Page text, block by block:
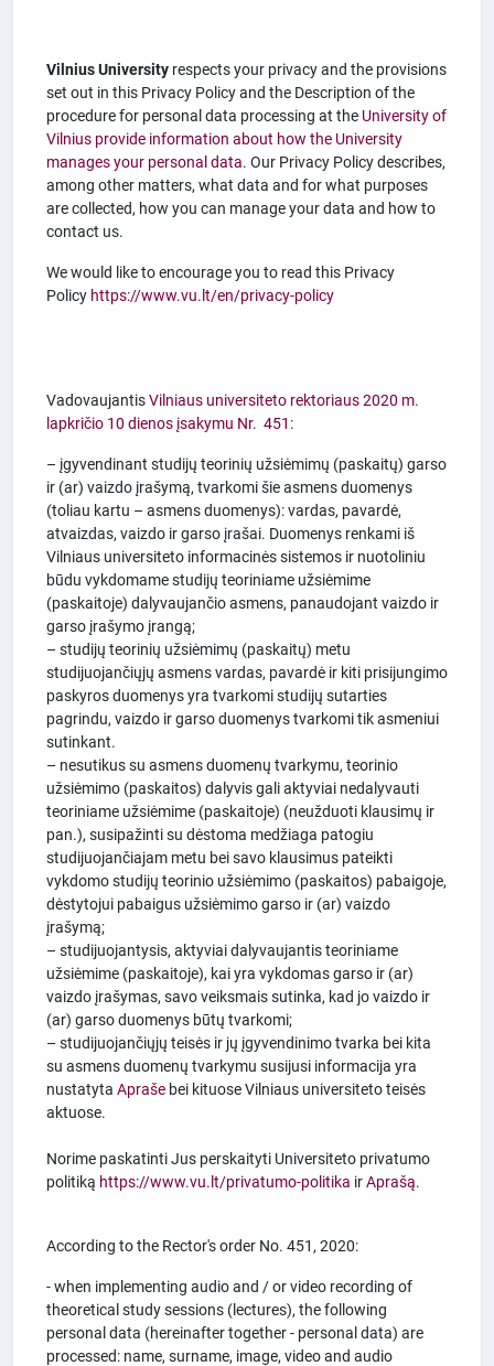
Vilnius University respects your privacy and the provisions
set out in this Privacy Policy and the Description of the
procedure for personal data processing at the University of
Vilnius provide information about how the University
manages your personal data. Our Privacy Policy describes,
among other matters, what data and for what purposes
are collected, how you can manage your data and how to
contact us.
We would like to encourage you to read this Privacy
Policy https://www.vu.lt/en/privacy-policy
VadovaujantisVilniaus universiteto rektoriaus 2020 m.
lapkričio 10 dienos įsakymu Nr. 451 :
– įgyvendinant studijų teorinių užsiėmimų (paskaitų) garso
ir (ar) vaizdo įrašymą, tvarkomi šie asmens duomenys
(toliau kartu – asmens duomenys): vardas, pavardė,
atvaizdas, vaizdo ir garso įrašai. Duomenys renkami iš
Vilniaus universiteto informacinės sistemos ir nuotoliniu
būdu vykdomame studijų teoriniame užsiėmime
(paskaitoje) dalyvaujančio asmens, panaudojant vaizdo ir
garso įrašymo įrangą;
– studijų teorinių užsiėmimų (paskaitų) metu
studijuojančiųjų asmens vardas, pavardė ir kiti prisijungimo
paskyros duomenys yra tvarkomi studijų sutarties
pagrindu, vaizdo ir garso duomenys tvarkomi tik asmeniui
sutinkant.
– nesutikus su asmens duomenų tvarkymu, teorinio
užsiėmimo (paskaitos) dalyvis gali aktyviai nedalyvauti
teoriniame užsiėmime (paskaitoje) (neužduoti klausimų ir
pan.), susipažinti su dėstoma medžiaga patogiu
studijuojančiajam metu bei savo klausimus pateikti
vykdomo studijų teorinio užsiėmimo (paskaitos) pabaigoje,
dėstytojui pabaigus užsiėmimo garso ir (ar) vaizdo
įrašymą;
– studijuojantysis, aktyviai dalyvaujantis teoriniame
užsiėmime (paskaitoje), kai yra vykdomas garso ir (ar)
vaizdo įrašymas, savo veiksmais sutinka, kad jo vaizdo ir
(ar) garso duomenys būtų tvarkomi;
– studijuojančiųjų teisės ir jų įgyvendinimo tvarka bei kita
su asmens duomenų tvarkymu susijusi informacija yra
nustatyta Apraše bei kituose Vilniaus universiteto teisės
aktuose.
Norime paskatinti Jus perskaityti Universiteto privatumo
politiką https://www.vu.lt/privatumo-politika irAprašą.
According to the Rector's order No. 451, 2020:
- when implementing audio and / or video recording of
theoretical study sessions (lectures), the following
personal data (hereinafter together - personal data) are
processed: name, surname, image, video and audio